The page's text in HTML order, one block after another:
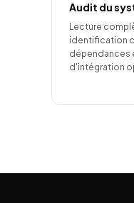
Audit du
Lecture
identification
dépendances
d'intégration